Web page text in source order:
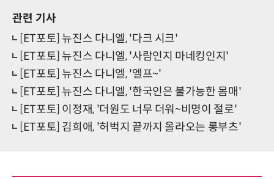
관련 기사
[ET포토] 뉴진스 다니엘, '다크 시크'
[ET포토] 뉴진스 다니엘, '사람인지 마네킹인지'
[ET포토] 뉴진스 다니엘, '엘프~'
[ET포토] 뉴진스 다니엘, '한국인은 불가능한 몸매'
[ET포토] 이정재, '더원도 너무 더워~비명이 절로'
[ET포토] 김희애, '허벅지 끝까지 올라오는 롱부츠'